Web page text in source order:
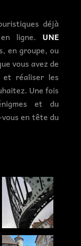
déjà
ligne. UNE
en groupe, ou
vous avez de
et réaliser les
Une fois
et du
en tête du